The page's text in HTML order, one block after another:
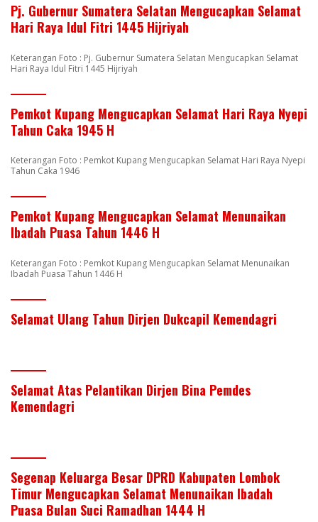
Pj. Gubernur Sumatera Selatan Mengucapkan Selamat
Hari Raya Idul Fitri 1445 Hijriyah
Keterangan Foto : Pj. Gubernur Sumatera Selatan Mengucapkan Selamat
Hari Raya Idul Fitri 1445 Hijriyah
Pemkot Kupang Mengucapkan Selamat Hari Raya Nyepi
Tahun Caka 1945 H
Keterangan Foto : Pemkot Kupang Mengucapkan Selamat Hari Raya Nyepi
Tahun Caka 1946
Pemkot Kupang Mengucapkan Selamat Menunaikan
Ibadah Puasa Tahun 1446 H
Keterangan Foto : Pemkot Kupang Mengucapkan Selamat Menunaikan
Ibadah Puasa Tahun 1446 H
Selamat Ulang Tahun Dirjen Dukcapil Kemendagri
Selamat Atas Pelantikan Dirjen Bina Pemdes
Kemendagri
Segenap Keluarga Besar DPRD Kabupaten Lombok
Timur Mengucapkan Selamat Menunaikan Ibadah
Puasa Bulan Suci Ramadhan 1444 H